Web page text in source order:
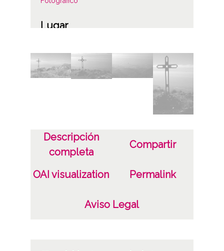
Lugar
Licencia de las imágenes
CC BY-NC-SA 4.0
Descripción
completa
Compartir
OAI visualization Permalink
Aviso Legal